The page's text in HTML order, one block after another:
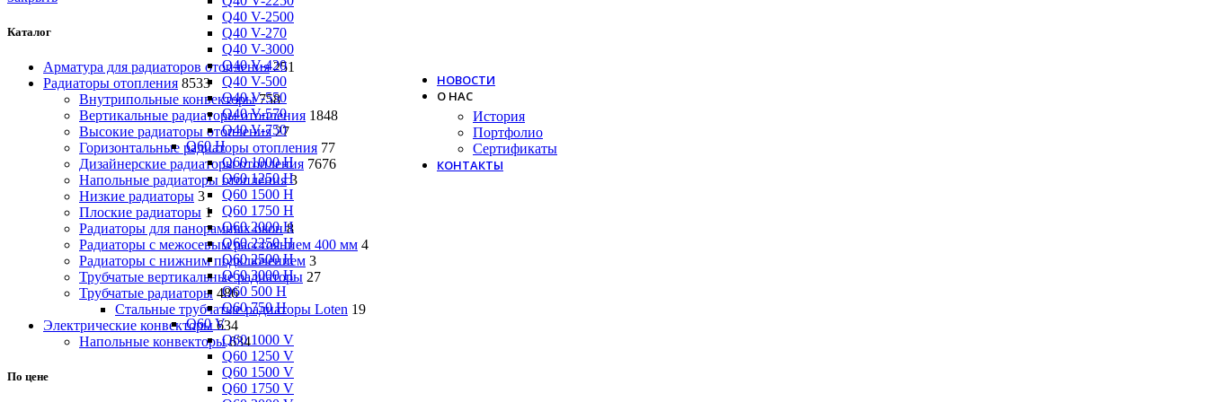
Q40 V-2500
Q40 V-270
Q40 V-3000
Q40 V-420
Q40 V-500
Q40 V-550
Q40 V-570
Q40 V-750
Q60 H
Q60 1000 H
Q60 1250 H
Q60 1500 H
Q60 1750 H
Q60 2000 H
Q60 2250 H
Q60 2500 H
Q60 3000 H
Q60 500 H
Q60 750 H
Q60 V
Q60 1000 V
Q60 1250 V
Q60 1500 V
Q60 1750 V
НОВОСТИ
О НАС
История
Портфолио
Сертификаты
КОНТАКТЫ
Каталог
Арматура для радиаторов отопления 251
Радиаторы отопления 8533
Внутрипольные конвекторы 758
Вертикальные радиаторы отопления 1848
Высокие радиаторы отопления 27
Горизонтальные радиаторы отопления 77
Дизайнерские радиаторы отопления 7676
Напольные радиаторы отопления 3
Низкие радиаторы 3
Плоские радиаторы 1
Радиаторы для панорамных окон 8
Радиаторы с межосевым расстоянием 400 мм 4
Радиаторы с нижним подключением 3
Трубчатые вертикальные радиаторы 27
Трубчатые радиаторы 486
Cтальные трубчатые радиаторы Loten 19
Электрические конвекторы 634
Напольные конвекторы 634
По цене